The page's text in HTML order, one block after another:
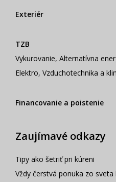
Exteriér
TZB
Vykurovanie, Alternatívna
Elektro, Vzduchotechnika a
Financovanie a poistenie
Zaujímavé odkazy
Tipy ako šetriť pri kúreni
Vždy čerstvá ponuka zo